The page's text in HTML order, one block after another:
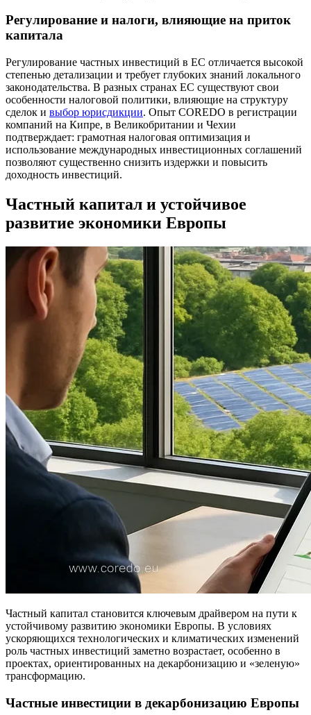
Регулирование и налоги, влияющие на приток
капитала
Регулирование частных инвестиций в ЕС отличается высокой
степенью детализации и требует глубоких знаний локального
законодательства. В разных странах ЕС существуют свои
особенности налоговой политики, влияющие на структуру
сделок и выбор юрисдикции. Опыт COREDO в регистрации
компаний на Кипре, в Великобритании и Чехии
подтверждает: грамотная налоговая оптимизация и
использование международных инвестиционных соглашений
позволяют существенно снизить издержки и повысить
доходность инвестиций.
Частный капитал и устойчивое
развитие экономики Европы
Частный капитал становится ключевым драйвером на пути к
устойчивому развитию экономики Европы. В условиях
ускоряющихся технологических и климатических изменений
роль частных инвестиций заметно возрастает, особенно в
проектах, ориентированных на декарбонизацию и «зеленую»
трансформацию.
Частные инвестиции в декарбонизацию Европы